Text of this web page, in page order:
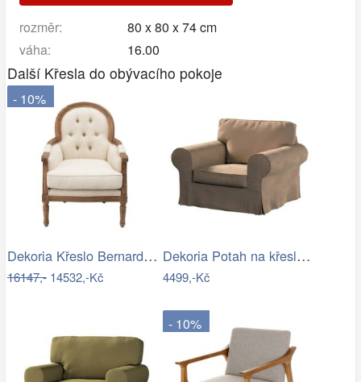
rozměr:
80 x 80 x 74 cm
váha:
16.00
Další Křesla do obývacího pokoje
- 10%
Dekoria Křeslo Bernard béžový, 67 x 73…
16147,-14532,-Kč
Dekoria Potah na křeslo IKEA Ektorp,…
4499,-Kč
- 10%